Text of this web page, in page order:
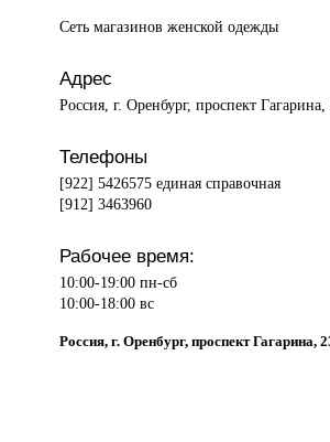
Сеть магазиновженской одежды
Адрес
Россия, г. Оренбург, проспект Гагарина,
Телефоны
[922] 5426575 единая справочная
[912] 3463960
Рабочее время:
10:00-19:00 пн-сб
10:00-18:00 вс
Россия, г. Оренбург, проспект Гагарина,